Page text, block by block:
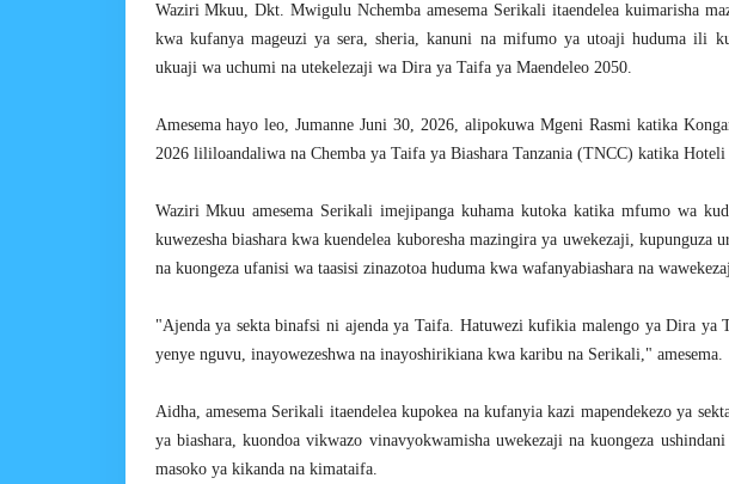
Waziri Mkuu, Dkt. Mwigulu Nchemba amesema Serikali itaendelea kuimarisha
kwa kufanya mageuzi ya sera, sheria, kanuni na mifumo ya utoaji huduma ili
ukuaji wa uchumi na utekelezaji wa Dira ya Taifa ya Maendeleo 2050.
Amesema hayo leo, Jumanne Juni 30, 2026, alipokuwa Mgeni Rasmi katika
2026 lililoandaliwa na Chemba ya Taifa ya Biashara Tanzania (TNCC) katika
Waziri Mkuu amesema Serikali imejipanga kuhama kutoka katika mfumo wa
kuwezesha biashara kwa kuendelea kuboresha mazingira ya uwekezaji,
na kuongeza ufanisi wa taasisi zinazotoa huduma kwa wafanyabiashara na
"Ajenda ya sekta binafsi ni ajenda ya Taifa. Hatuwezi kufikia malengo ya Dira ya
yenye nguvu, inayowezeshwa na inayoshirikiana kwa karibu na Serikali," amesema.
Aidha, amesema Serikali itaendelea kupokea na kufanyia kazi mapendekezo ya
ya biashara, kuondoa vikwazo vinavyokwamisha uwekezaji na kuongeza
masoko ya kikanda na kimataifa.